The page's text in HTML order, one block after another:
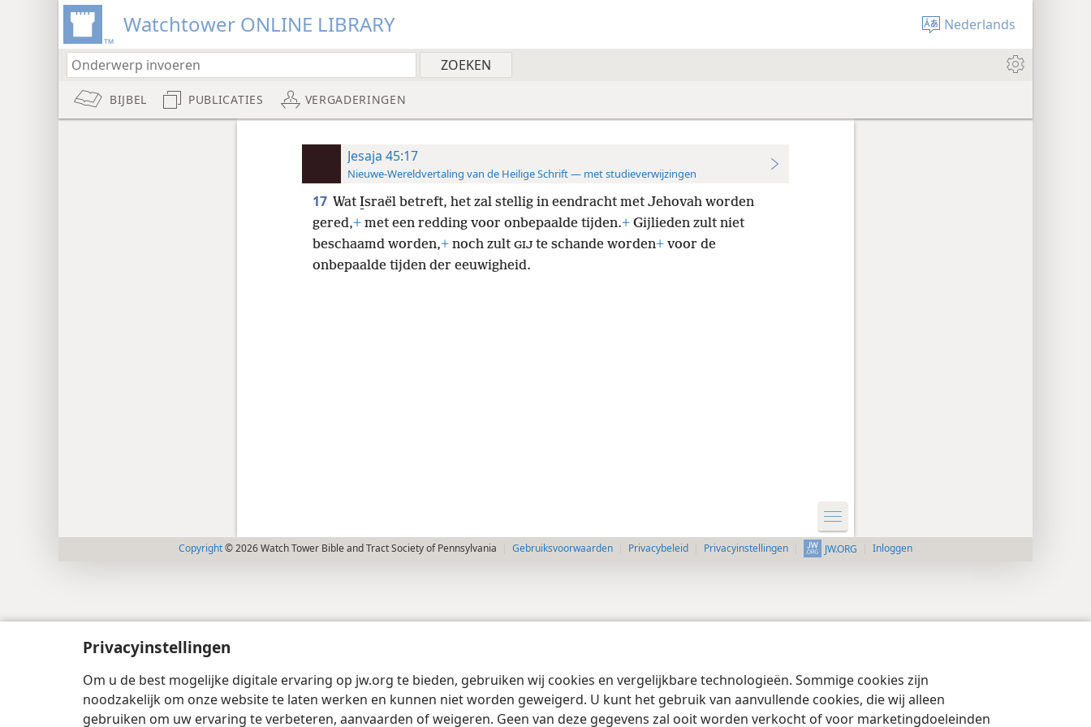
Privacyinstellingen
Om u de best mogelijke digitale ervaring op jw.org te bieden, gebruiken wij cookies en vergelijkbare technologieën. Sommige cookies zijn
noodzakelijk om onze website te laten werken en kunnen niet worden geweigerd. U kunt het gebruik van aanvullende cookies, die wij alleen
gebruiken om uw ervaring te verbeteren, aanvaarden of weigeren. Geen van deze gegevens zal ooit worden verkocht of voor marketingdoeleinden
Watchtower ONLINE LIBRARY Nederlands
BIJBEL PUBLICATIES VERGADERINGEN
Jesaja 45:17
Nieuwe-Wereldvertaling van de Heilige Schrift — met studieverwijzingen
17 Wat I̱sraël betreft, het zal stellig in eendracht met Jehovah worden
gered,+met een redding voor onbepaalde tijden.+Gijlieden zult niet
beschaamd worden,+noch zult GIJte schande worden+voor de
onbepaalde tijden der eeuwigheid.
Copyright© 2026 Watch Tower Bible and Tract Society of Pennsylvania Gebruiksvoorwaarden Privacybeleid Privacyinstellingen JW.ORG Inloggen